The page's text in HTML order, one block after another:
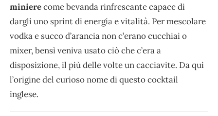
minierecome bevanda rinfrescante capace di
dargli uno sprint di energia e vitalità. Per mescolare
vodka e succo d’arancia non c’erano cucchiai o
mixer, bensì veniva usato ciò che c’era a
disposizione, il più delle volte un cacciavite. Da qui
l’origine del curioso nome di questo cocktail
inglese.